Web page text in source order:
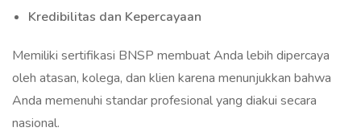
Kredibilitas dan Kepercayaan
Memiliki sertifikasi BNSP membuat Anda lebih dipercaya
oleh atasan, kolega, dan klien karena menunjukkan bahwa
Anda memenuhi standar profesional yang diakui secara
nasional.